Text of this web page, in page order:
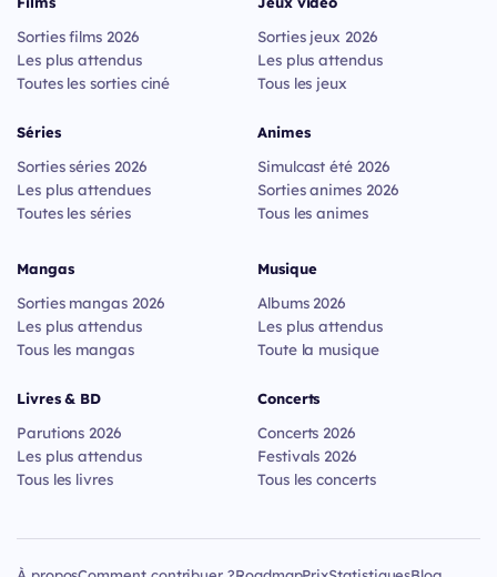
Sorties films 2026
Les plus attendus
Toutes les sorties ciné
Séries
Sorties séries 2026
Les plus attendues
Toutes les séries
Sorties jeux 2026
Les plus attendus
Tous les jeux
Animes
Simulcast été 2026
Sorties animes 2026
Tous les animes
Mangas
Sorties mangas 2026
Les plus attendus
Tous les mangas
Livres & BD
Parutions 2026
Les plus attendus
Tous les livres
Musique
Albums 2026
Les plus attendus
Toute la musique
Concerts
Concerts 2026
Festivals 2026
Tous les concerts